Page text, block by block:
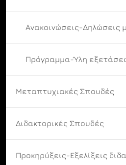
Ανακοινώσεις-Δηλώσεις
Πρόγραμμα-Ύλη
Μεταπτυχιακές Σπουδές
Διδακτορικές Σπουδές
Προκηρύξεις-Εξελίξεις